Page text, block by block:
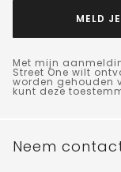
MELD
Met mijn
Street One wilt
worden gehouden
kunt deze
Neem